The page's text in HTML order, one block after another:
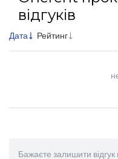
відгуків
Дата Рейтинг
Бажаєте залишити